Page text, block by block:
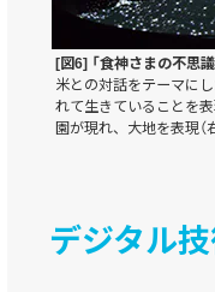
[図6] 「食神さまの不思
米との対話をテーマに
れて生きていることを
園が現れ、大地を表現（右
デジタル